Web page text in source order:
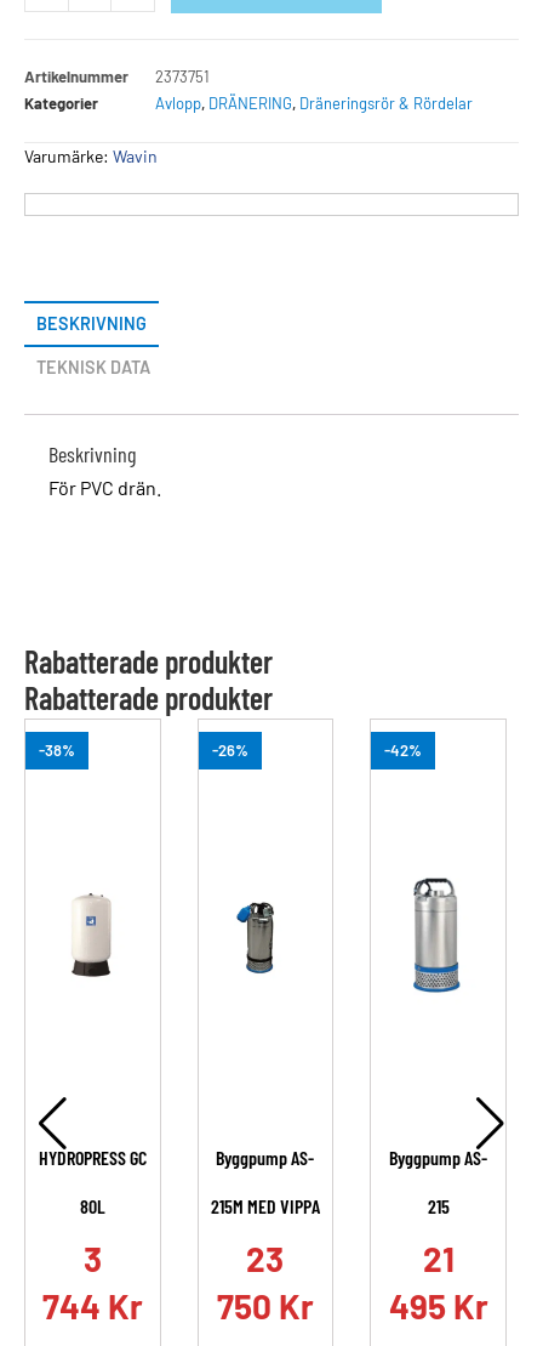
Artikelnummer
2373751
Kategorier
Avlopp, DRÄNERING, Dräneringsrör & Rördelar
Varumärke: Wavin
BESKRIVNING
TEKNISK DATA
Beskrivning
För PVC drän.
Rabatterade produkter
Rabatterade produkter
-38%
HYDROPRESS GC
80L
3
744 Kr
-26%
Byggpump AS-
215M MED VIPPA
23
750 Kr
-42%
Byggpump AS-
215
21
495 Kr